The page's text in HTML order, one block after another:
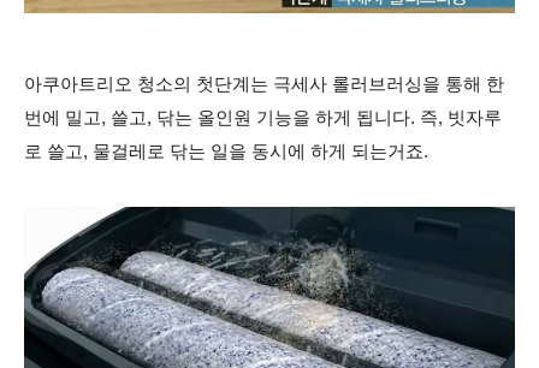
아쿠아트리오 청소의 첫단계는 극세사 롤러브러싱을 통해 한
번에 밀고, 쓸고, 닦는 올인원 기능을 하게 됩니다. 즉, 빗자루
로 쓸고, 물걸레로 닦는 일을 동시에 하게 되는거죠.